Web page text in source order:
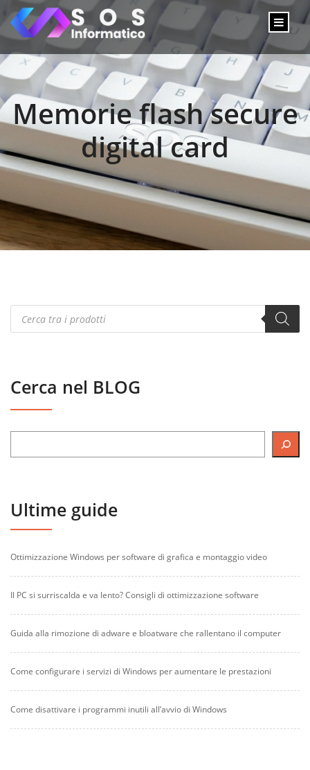
Memorie flash secure
digital card
Products
search
Cerca nel BLOG
Ultime guide
Ottimizzazione Windows per software di grafica e montaggio video
Il PC si surriscalda e va lento? Consigli di ottimizzazione software
Guida alla rimozione di adware e bloatware che rallentano il computer
Come configurare i servizi di Windows per aumentare le prestazioni
Come disattivare i programmi inutili all’avvio di Windows